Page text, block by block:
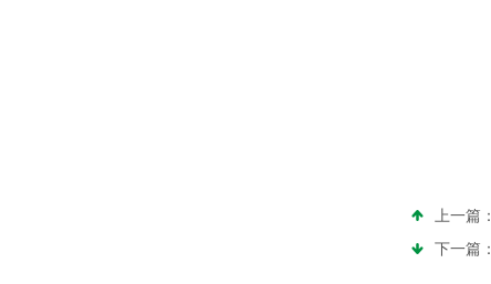
上一篇：
下一篇：